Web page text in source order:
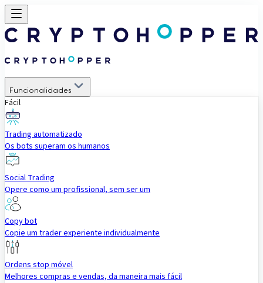
Funcionalidades
Fácil
Trading automatizado
Os bots superam os humanos
Social Trading
Opere como um profissional, sem ser um
Copy bot
Copie um trader experiente individualmente
Ordens stop móvel
Melhores compras e vendas, da maneira mais fácil